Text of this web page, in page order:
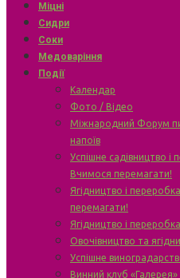
Міцні
Сидри
Соки
Медоваріння
Події
Календар
Фото / Відео
Міжнародний Форум
напоїв
Успішне садівництво і
Вчимося перемагати!
Ягідництво і
перемагати!
Ягідництво і
Овочівництво та
Успішне
Винний клуб «Галерея»